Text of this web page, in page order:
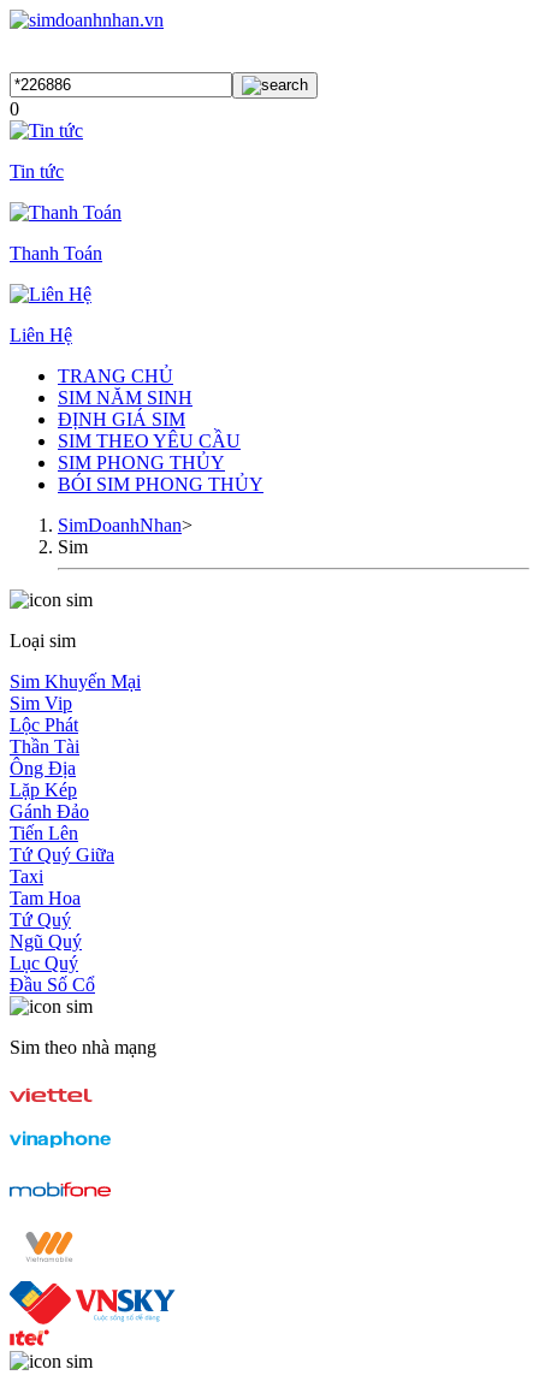
0
Tin tức
Thanh Toán
Liên Hệ
TRANG CHỦ
SIM NĂM SINH
ĐỊNH GIÁ SIM
SIM THEO YÊU CẦU
SIM PHONG THỦY
BÓI SIM PHONG THỦY
SimDoanhNhan>
Sim
Loại sim
Sim Khuyến Mại
Sim Vip
Lộc Phát
Thần Tài
Ông Địa
Lặp Kép
Gánh Đảo
Tiến Lên
Tứ Quý Giữa
Taxi
Tam Hoa
Tứ Quý
Ngũ Quý
Lục Quý
Đầu Số Cổ
Sim theo nhà mạng